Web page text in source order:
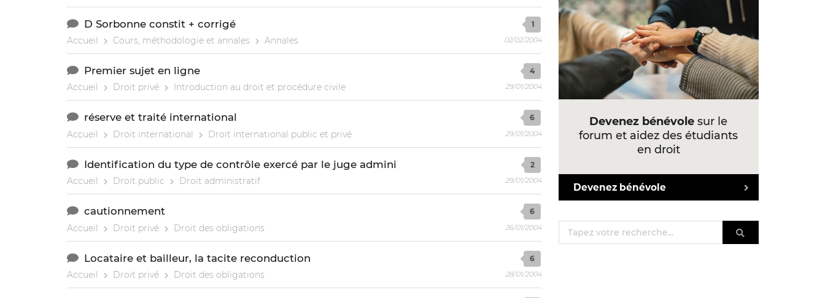
D Sorbonne constit + corrigé
Accueil Cours, méthodologie et annales Annales
1
02/02/2004
Premier sujet en ligne
Accueil Droit privé Introduction au droit et procédure civile
4
29/01/2004
réserve et traité international
Accueil Droit international Droit international public et privé
6
29/01/2004
Identification du type de contrôle exercé par le juge admini
Accueil Droit public Droit administratif
2
29/01/2004
cautionnement
Accueil Droit privé Droit des obligations
6
26/01/2004
Locataire et bailleur, la tacite reconduction
Accueil Droit privé Droit des obligations
6
28/01/2004
Devenez bénévole sur le
forum et aidez des étudiants
en droit
Devenez bénévole